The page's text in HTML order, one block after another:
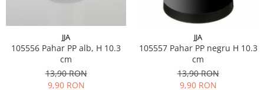
JJA
105556 Pahar PP alb, H 10.3
cm
13,90 RON
9,90 RON
JJA
105557 Pahar PP negru H 10.3
cm
13,90 RON
9,90 RON